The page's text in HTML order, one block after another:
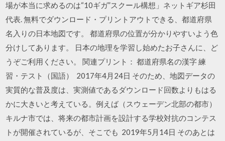
場が本当に求めるのは“10ギガ”スクール構想」ネットギア杉田
代表. 無料でダウンロード・プリントアウトできる、都道府県
名入りの日本地図です。 都道府県の位置が分かりやすいよう色
分けしてあります。 日本の地理を学習し始めたお子さんに、ど
うぞご利用ください。 関連プリント： 都道府県名の漢字 練
習・テスト（国語） 2017年4月24日 そのため、地図データの
実質的な普及度は、実測値であるダウンロード回数よりもはる
かに大きいと考えている。例えば（スウェーデン北部の都市）
キルナ市では、将来の都市計画を設計する学校対抗のコンテス
トが開催されているが、そこでも 2019年5月14日 そのあとは